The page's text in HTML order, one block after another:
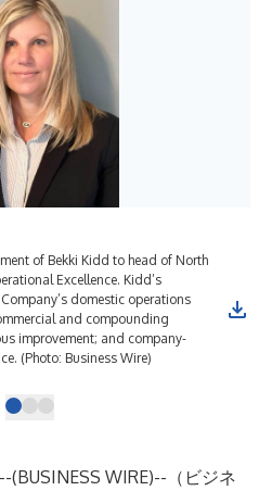
of Bekki Kidd to head of North
Excellence. Kidd’s
domestic operations
and compounding
improvement; and company-
(Photo: Business Wire)
(BUSINESS WIRE)-- （ビジネ